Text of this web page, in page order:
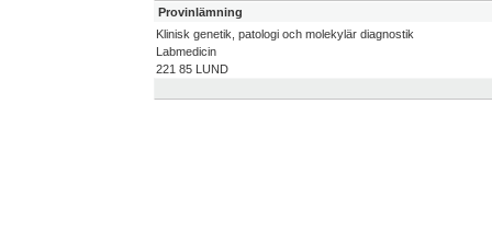
Provinlämning
Klinisk genetik, patologi och molekylär diagnostik
Labmedicin
221 85 LUND